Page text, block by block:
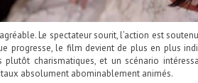
Le spectateur sourit, l’action est
progresse, le film devient de plus en plus
plutôt charismatiques, et un scénario
absolument abominablement animés.